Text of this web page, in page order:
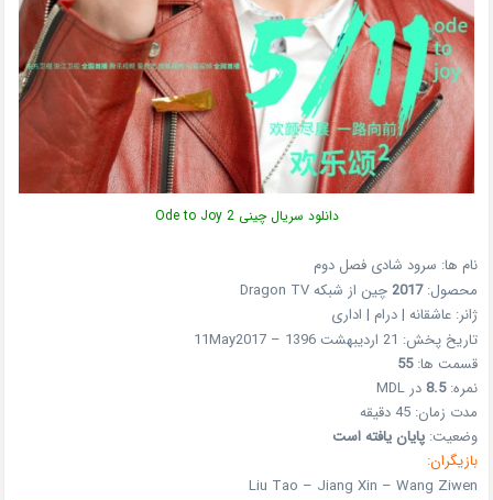
دانلود سریال چینی Ode to Joy 2
نام ها: سرود شادی فصل دوم
محصول:2017چین از شبکه Dragon TV
ژانر: عاشقانه | درام | اداری
تاریخ پخش: 21 اردیبهشت 1396 – 11May2017
قسمت ها:55
نمره:8.5 در MDL
مدت زمان: 45 دقیقه
وضعیت:پایان یافته است
بازیگران:
Liu Tao – Jiang Xin – Wang Ziwen